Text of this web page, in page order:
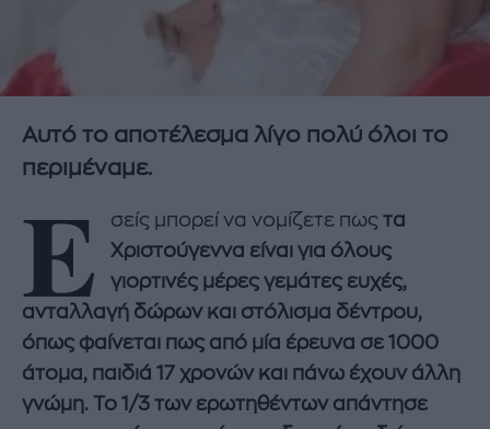
Αυτό το αποτέλεσμα λίγο πολύ όλοι το
περιμέναμε.
Ε σείς μπορεί να νομίζετε πωςτα
Χριστούγεννα είναι για όλους
γιορτινές μέρες γεμάτες ευχές,
ανταλλαγή δώρων και στόλισμα δέντρου,
όπως φαίνεται πως από μία έρευνα σε 1000
άτομα, παιδιά 17 χρονών και πάνω έχουν άλλη
γνώμη. Το 1/3 των ερωτηθέντων απάντησε